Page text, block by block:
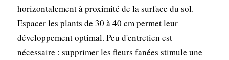
horizontalement à proximité de la surface du sol.
Espacer les plants de 30 à 40 cm permet leur
développement optimal. Peu d'entretien est
nécessaire : supprimer les fleurs fanées stimule une